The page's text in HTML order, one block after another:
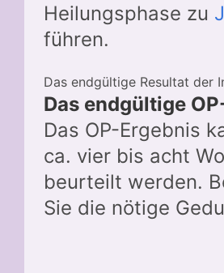
Heilungsphase zu
führen.
Das endgültige Resultat der
Das endgültige
Das OP-Ergebnis
ca. vier bis acht
beurteilt werden.
Sie die nötige